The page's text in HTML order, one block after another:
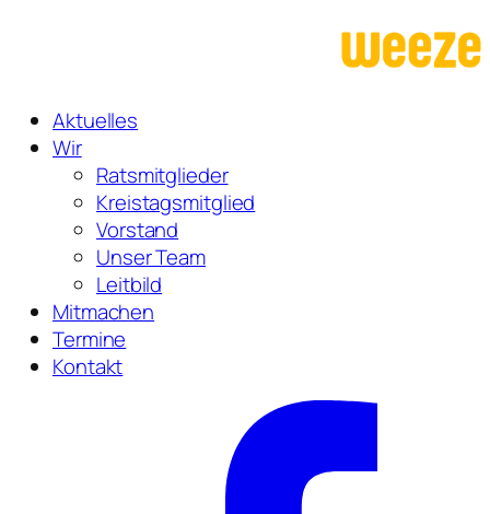
Aktuelles
Wir
Ratsmitglieder
Kreistagsmitglied
Vorstand
Unser Team
Leitbild
Mitmachen
Termine
Kontakt